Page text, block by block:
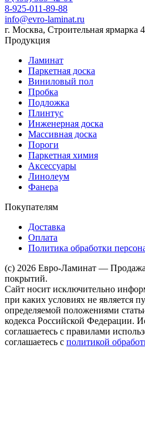
8-925-011-89-88
info@evro-laminat.ru
г. Москва, Строительная
Продукция
Ламинат
Паркетная доска
Виниловый пол
Пробка
Подложка
Плинтус
Инженерная доска
Массивная доска
Пороги
Паркетная химия
Аксессуары
Линолеум
Фанера
Покупателям
Доставка
Оплата
Политика обработки
(c) 2026 Евро-Ламинат —
покрытий.
Сайт носит исключительно
при каких условиях не является
определяемой положениями
кодекса Российской Федерации.
соглашаетесь с правилами
соглашаетесь с политикой